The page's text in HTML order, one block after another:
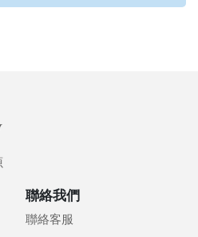
聯絡我們
聯絡客服